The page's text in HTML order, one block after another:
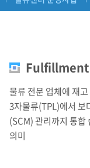
Fulfillment
물류 전문 업체에 재
3자물류(TPL)에서 보
(SCM) 관리까지 통합
의미